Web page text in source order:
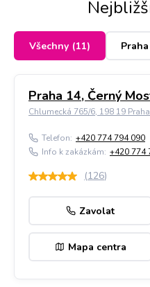
Všechny (11) Praha
Praha 14, Černý
Chlumecká 765/6, 198 19
Telefon: +420 774 794 090
Info k zakázkám: +420 774
(126)
Zavolat
Mapa centra